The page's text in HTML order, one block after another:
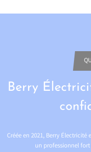
Berry
Créée en 2021, Berry
un professionnel fort